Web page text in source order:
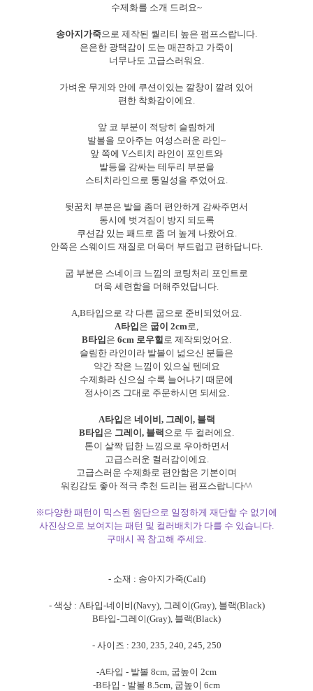
수제화를 소개 드려요~
송아지가죽으로 제작된 퀄리티 높은 펌프스랍니다.
은은한 광택감이 도는 매끈하고 가죽이
너무나도 고급스러워요.
가벼운 무게와 안에 쿠션이있는 깔창이 깔려 있어
편한 착화감이에요.
앞 코 부분이 적당히 슬림하게
발볼을 모아주는 여성스러운 라인~
앞 쪽에 V스티치 라인이 포인트와
발등을 감싸는 테두리 부분을
스티치라인으로 통일성을 주었어요.
뒷꿈치 부분은 발을 좀더 편안하게 감싸주면서
동시에 벗겨짐이 방지 되도록
쿠션감 있는 패드로 좀 더 높게 나왔어요.
안쪽은 스웨이드 재질로 더욱더 부드럽고 편하답니다.
굽 부분은 스네이크 느낌의 코팅처리 포인트로
더욱 세련함을 더해주었답니다.
A,B타입으로 각 다른 굽으로 준비되었어요.
A타입은 굽이 2cm 로,
B타입은 6cm 로우힐 로 제작되었어요.
슬림한 라인이라 발볼이 넓으신 분들은
약간 작은 느낌이 있으실 텐데요
수제화라 신으실 수록 늘어나기 때문에
정사이즈 그대로 주문하시면 되세요.
A타입은 네이비, 그레이, 블랙
B타입은 그레이, 블랙 으로 두 컬러에요.
톤이 살짝 딥한 느낌으로 우아하면서
고급스러운 컬러감이에요.
고급스러운 수제화로 편안함은 기본이며
워킹감도 좋아 적극 추천 드리는 펌프스랍니다^^
※다양한 패턴이 믹스된 원단으로 일정하게 재단할 수 없기에
사진상으로 보여지는 패턴 및 컬러배치가 다를 수 있습니다.
구매시 꼭 참고해 주세요.
- 소재 : 송아지가죽(Calf)
- 색상 : A타입-네이비(Navy), 그레이(Gray), 블랙(Black)
B타입-그레이(Gray), 블랙(Black)
- 사이즈 : 230, 235, 240, 245, 250
-A타입 - 발볼 8cm, 굽높이 2cm
-B타입 - 발볼 8.5cm, 굽높이 6cm